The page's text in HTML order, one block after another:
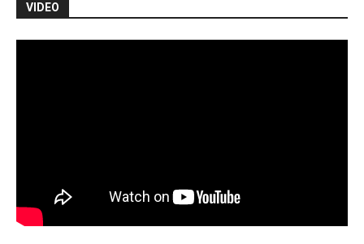
VIDEO